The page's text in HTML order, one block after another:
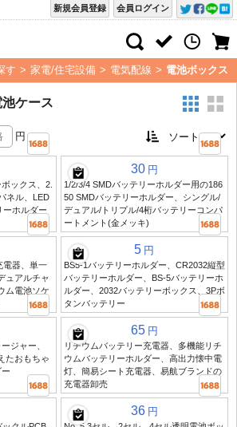
会員ログイン
新規会員登録
す > 家電/住宅設備 > 電気配線 > 電池ボックス
ケース
円
ックス、2.
ネル、LED
ーホルダー
30 円
1/2/3/4 SMDバッテリーホルダー用の186
50 SMDバッテリーホルダー、シングル/
デュアル/トリプル/4桁バッテリーコンパ
ートメント(金メッキ)
電器、単一
ュアルチャ
ム電池ソケ
5 円
BS5-1バッテリーホルダー、CR2032縦型
バッテリーホルダー、BS-5バッテリーホ
ルダー、2032バッテリーボックス、3Pボ
タンバッテリー
ジャー、
たおもちゃ
65 円
リチウムバッテリー充電器、多機能リチ
ウムバッテリーホルダー、高出力懐中電
灯、簡易シート充電器、易航ブランドの
充電器卸売
36 円